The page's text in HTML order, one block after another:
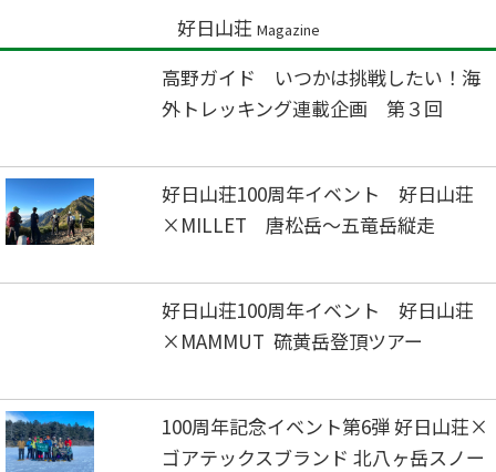
好日山荘 Magazine
高野ガイド いつかは挑戦したい！海
外トレッキング連載企画 第３回
好日山荘100周年イベント 好日山荘
×MILLET 唐松岳～五竜岳縦走
好日山荘100周年イベント 好日山荘
×MAMMUT 硫黄岳登頂ツアー
100周年記念イベント第6弾 好日山荘×
ゴアテックスブランド 北八ヶ岳スノー